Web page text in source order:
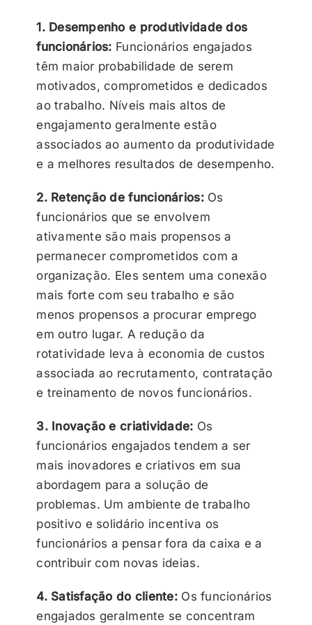
1. Desempenho e produtividade dos
funcionários: Funcionários engajados
têm maior probabilidade de serem
motivados, comprometidos e dedicados
ao trabalho. Níveis mais altos de
engajamento geralmente estão
associados ao aumento da produtividade
e a melhores resultados de desempenho.
2. Retenção de funcionários:Os
funcionários que se envolvem
ativamente são mais propensos a
permanecer comprometidos com a
organização. Eles sentem uma conexão
mais forte com seu trabalho e são
menos propensos a procurar emprego
em outro lugar. A redução da
rotatividade leva à economia de custos
associada ao recrutamento, contratação
e treinamento de novos funcionários.
3. Inovação e criatividade: Os
funcionários engajados tendem a ser
mais inovadores e criativos em sua
abordagem para a solução de
problemas. Um ambiente de trabalho
positivo e solidário incentiva os
funcionários a pensar fora da caixa e a
contribuir com novas ideias.
4. Satisfação do cliente: Os funcionários
engajados geralmente se concentram